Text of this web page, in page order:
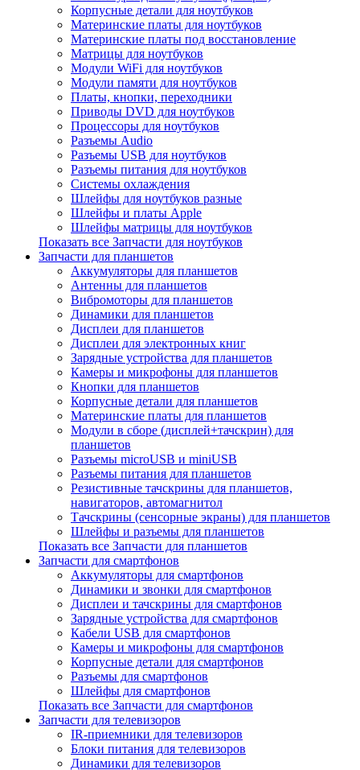
Корпусные детали для ноутбуков
Материнские платы для ноутбуков
Материнские платы под восстановление
Матрицы для ноутбуков
Модули WiFi для ноутбуков
Модули памяти для ноутбуков
Платы, кнопки, переходники
Приводы DVD для ноутбуков
Процессоры для ноутбуков
Разъемы Audio
Разъемы USB для ноутбуков
Разъемы питания для ноутбуков
Системы охлаждения
Шлейфы для ноутбуков разные
Шлейфы и платы Apple
Шлейфы матрицы для ноутбуков
Показать все Запчасти для ноутбуков
Запчасти для планшетов
Аккумуляторы для планшетов
Антенны для планшетов
Вибромоторы для планшетов
Динамики для планшетов
Дисплеи для планшетов
Дисплеи для электронных книг
Зарядные устройства для планшетов
Камеры и микрофоны для планшетов
Кнопки для планшетов
Корпусные детали для планшетов
Материнские платы для планшетов
Модули в сборе (дисплей+тачскрин) для
планшетов
Разъемы microUSB и miniUSB
Разъемы питания для планшетов
Резистивные тачскрины для планшетов,
навигаторов, автомагнитол
Тачскрины (сенсорные экраны) для планшетов
Шлейфы и разъемы для планшетов
Показать все Запчасти для планшетов
Запчасти для смартфонов
Аккумуляторы для смартфонов
Динамики и звонки для смартфонов
Дисплеи и тачскрины для смартфонов
Зарядные устройства для смартфонов
Кабели USB для смартфонов
Камеры и микрофоны для смартфонов
Корпусные детали для смартфонов
Разъемы для смартфонов
Шлейфы для смартфонов
Показать все Запчасти для смартфонов
Запчасти для телевизоров
IR-приемники для телевизоров
Блоки питания для телевизоров
Динамики для телевизоров